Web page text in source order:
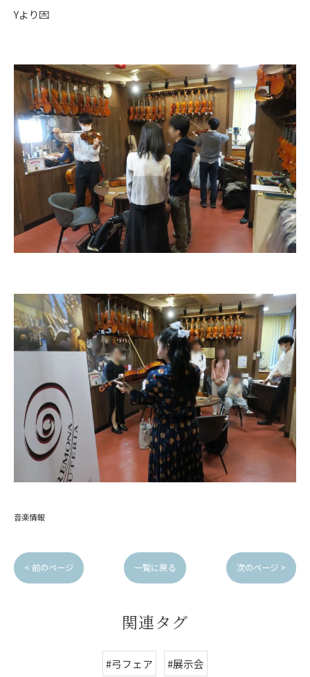
Yより💌
音楽情報
< 前のページ 一覧に戻る 次のページ >
関連タグ
#弓フェア
#展示会